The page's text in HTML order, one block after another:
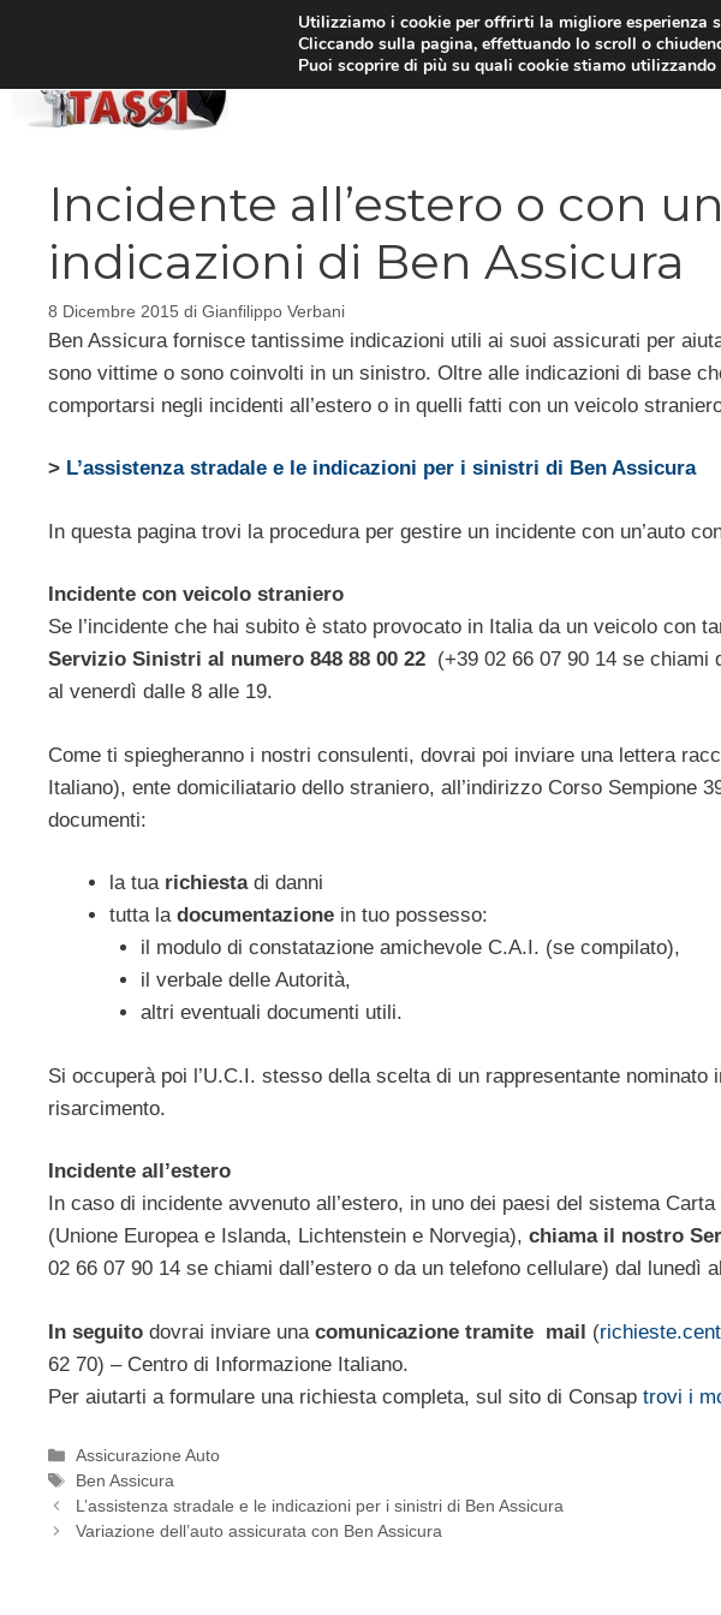
Incidente all’estero o con
indicazioni di Ben Assicura
8 Dicembre 2015 di Gianfilippo Verbani
Ben Assicura fornisce tantissime indicazioni utili ai suoi assicurati per
sono vittime o sono coinvolti in un sinistro. Oltre alle indicazioni di base
comportarsi negli incidenti all’estero o in quelli fatti con un veicolo
> L’assistenza stradale e le indicazioni per i sinistri di Ben Assicura
In questa pagina trovi la procedura per gestire un incidente con un’auto
Incidente con veicolo straniero
Se l’incidente che hai subito è stato provocato in Italia da un veicolo con
Servizio Sinistri al numero 848 88 00 22 (+39 02 66 07 90 14 se chiami
al venerdì dalle 8 alle 19.
Come ti spiegheranno i nostri consulenti, dovrai poi inviare una lettera
Italiano), ente domiciliatario dello straniero, all’indirizzo Corso Sempione
documenti:
la tua richiestadi danni
tutta la documentazione in tuo possesso:
il modulo di constatazione amichevole C.A.I. (se compilato),
il verbale delle Autorità,
altri eventuali documenti utili.
Si occuperà poi l’U.C.I. stesso della scelta di un rappresentante
risarcimento.
Incidente all’estero
In caso di incidente avvenuto all’estero, in uno dei paesi del sistema
(Unione Europea e Islanda, Lichtenstein e Norvegia), chiama il nostro
02 66 07 90 14 se chiami dall’estero o da un telefono cellulare) dal lunedì
In seguito dovrai inviare una comunicazione tramite mail (
62 70) – Centro di Informazione Italiano.
Per aiutarti a formulare una richiesta completa, sul sito di Consap trovi i
Categorie
Assicurazione Auto
Tag
Ben Assicura
L’assistenza stradale e le indicazioni per i sinistri di Ben Assicura
Variazione dell’auto assicurata con Ben Assicura
Utilizziamo i cookie per offrirti la migliore esperienza
Cliccando sulla pagina, effettuando lo scroll o
Puoi scoprire di più su quali cookie stiamo